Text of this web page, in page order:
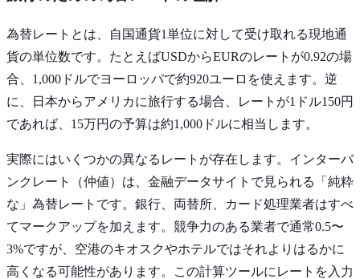
為替レートとは、自国通貨1単位に対して受け取れる現地通
貨の単位数です。たとえばUSDからEURのレートが0.92の場
合、1,000ドルでヨーロッパで約920ユーロを使えます。逆
に、日本からアメリカに旅行する場合、レートが1ドル150円
であれば、15万円の予算は約1,000ドルに相当します。
実際にはいくつかの異なるレートが存在します。インターバ
ンクレート（仲値）は、金融データサイトで見られる「純粋
な」為替レートです。銀行、両替所、カード処理業者はすべ
てマークアップを加えます。競争力のある業者で通常0.5〜
3%ですが、空港のキオスクやホテルではそれよりはるかに
高くなる可能性があります。この計算ツールにレートを入力